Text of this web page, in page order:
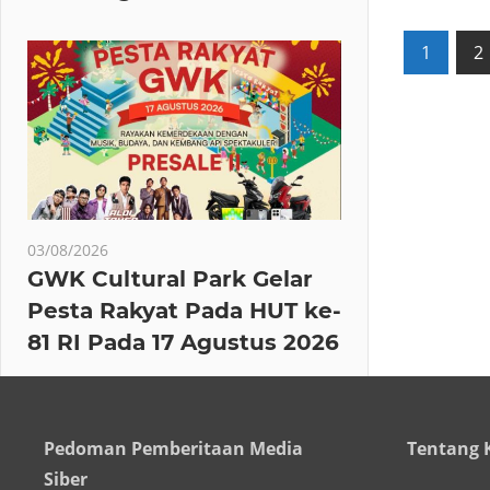
Posts
1 2
03/08/2026
GWK Cultural Park Gelar
Pesta Rakyat Pada HUT ke-
81 RI Pada 17 Agustus 2026
Pedoman Pemberitaan Media
Siber
Tentang